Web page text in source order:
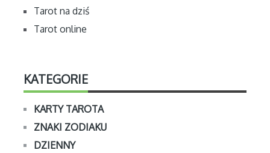
Tarot na dziś
Tarot online
KATEGORIE
KARTY TAROTA
ZNAKI ZODIAKU
DZIENNY